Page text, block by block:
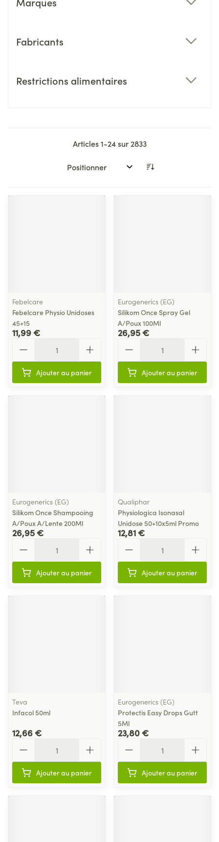
Fabricants
Restrictions alimentaires
Articles1-24sur 2833
Trier par:
Febelcare
Febelcare Physio Unidoses
45+15
11,99 €
Ajouter au panier
Eurogenerics (EG)
Silikom Once Spray Gel
A/Poux 100Ml
26,95 €
Ajouter au panier
Eurogenerics (EG)
Silikom Once Shampooing
A/Poux A/Lente 200Ml
26,95 €
Ajouter au panier
Qualiphar
Physiologica Isonasal
Unidose 50+10x5ml Promo
12,81 €
Ajouter au panier
Teva
Infacol 50ml
12,66 €
Ajouter au panier
Eurogenerics (EG)
Protectis Easy Drops Gutt
5Ml
23,80 €
Ajouter au panier